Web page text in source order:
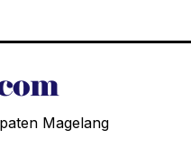
Magelang